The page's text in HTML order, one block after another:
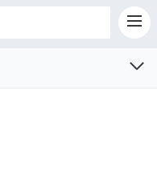
Abwehrgesetzes
444)